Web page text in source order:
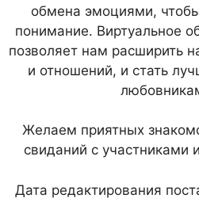
обмена эмоциями,
понимание. Виртуальное
позволяет нам расширить
и отношений, и стать
Желаем приятных
свиданий с участниками
Дата редактирования